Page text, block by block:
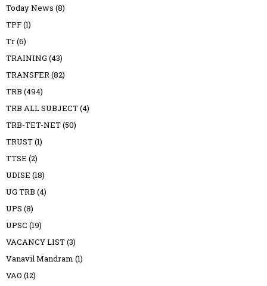
Today News (8)
TPF(1)
Tr(6)
TRAINING (43)
TRANSFER(82)
TRB (494)
TRB ALL SUBJECT(4)
TRB-TET-NET(50)
TRUST(1)
TTSE (2)
UDISE (18)
UG TRB (4)
UPS (8)
UPSC (19)
VACANCY LIST(3)
Vanavil Mandram (1)
VAO (12)